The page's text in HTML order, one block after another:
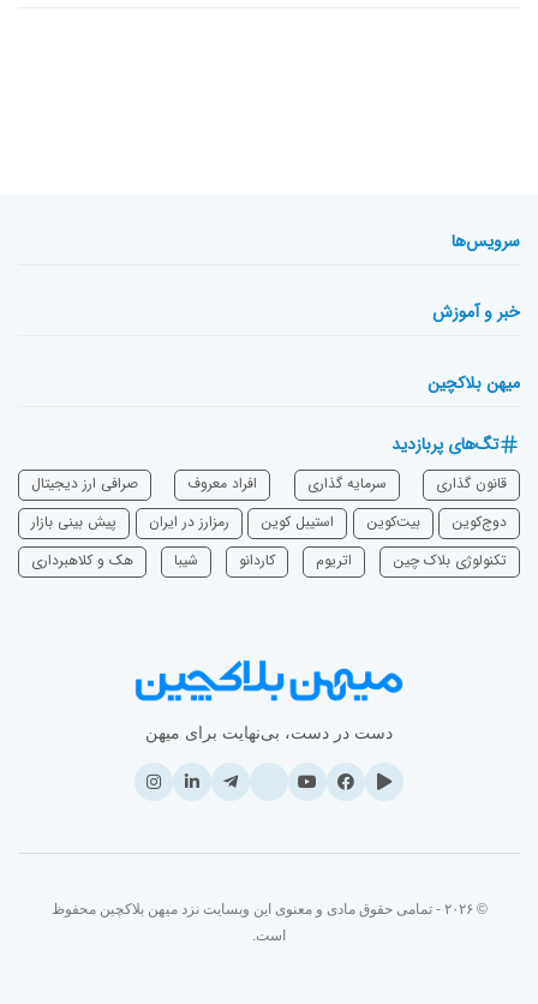
سرویس‌ها
خبر و آموزش
میهن بلاکچین
تگ‌های پربازدید
قانون گذاری سرمایه‌ گذاری افراد معروف
صرافی ارز دیجیتال
دوج‌کوین
بیت‌کوین استیبل کوین رمزارز در ایران
پیش بینی بازار
تکنولوژی بلاک چین
اتریوم ‌کاردانو شیبا هک و کلاهبرداری
دست در دست، بی‌نهایت برای میهن
© ۲۰۲۶ - تمامی حقوق مادی و معنوی این وبسایت نزد میهن بلاکچین محفوظ
است.